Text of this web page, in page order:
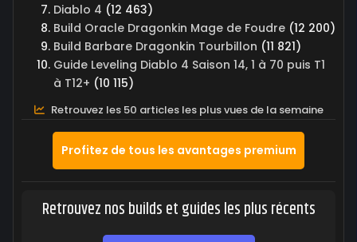
Diablo 4 (12 463)
Build Oracle Dragonkin Mage de Foudre (12 200)
Build Barbare Dragonkin Tourbillon (11 821)
Guide Leveling Diablo 4 Saison 14, 1 à 70 puis T1
à T12+ (10 115)
Retrouvez les 50 articles les plus vues de la semaine
Profitez de tous les avantages premium
Retrouvez nos builds et guides les plus récents